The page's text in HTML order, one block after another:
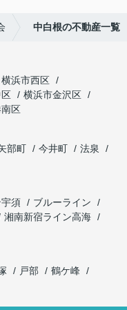
中白根の不動産一覧
横浜市西区
横浜市金沢区
区
部町 今井町
法泉
須
ブルーライン
湘南新宿ライン高海
戸部
鶴ケ峰